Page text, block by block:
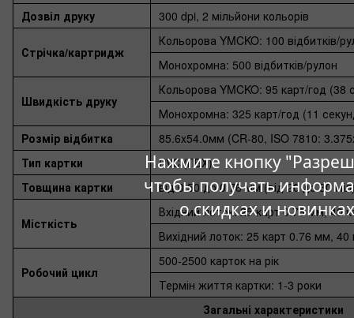
Нажмите кнопку
чтобы получать
о скидках и новинках
Дозвіл друку
300 dpi, 2 мільйони кольорів
Стрічка/картридж
Кольорова YMCKO: 100 відбитків/
Монохромна: 500 відбитків/рулон
Швидкість друку
Кольорова YMCKO: 95 карт/год (38
Монохромна: 325 карт/год (11
Розмір відбитка
85.6x54.0мм (CR-80, ISO 7810:
Тип картки
PVC (ПВХ)
Товщина картки
від 0.50 до 0.76 мм (від 20 до 30
Місткість
Вхідний лоток: 25 карт 0.76 мм, 40
Вихідний лоток: 25 карт 0.76 мм,
Робочий цикл
500-2500 карток на рік
Термін життя картки: 1-3 роки
Загальні характеристики